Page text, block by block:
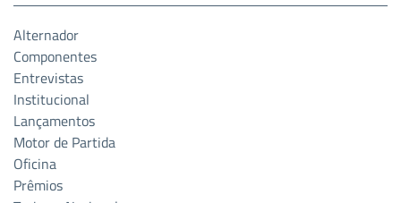
Alternador
Componentes
Entrevistas
Institucional
Lançamentos
Motor de Partida
Oficina
Prêmios